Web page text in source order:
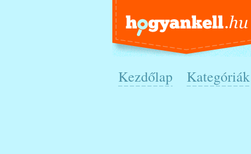
Kezdőlap Kategóriák